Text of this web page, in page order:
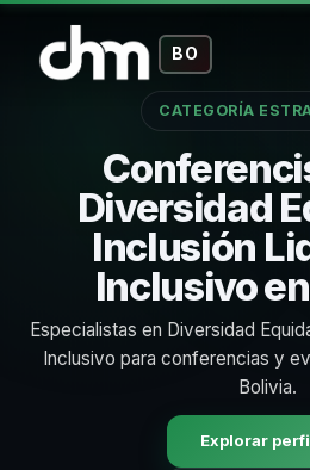
BO
CATEGORÍA
Diversidad
Inclusión
Inclusivo
Especialistas en Diversidad
Inclusivo para conferencias y
Bolivia.
Explorar